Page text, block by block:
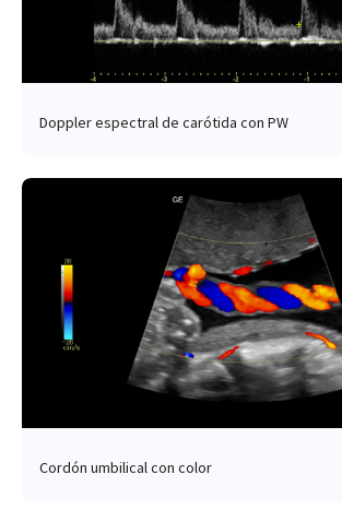
Doppler espectral de carótida con PW
Cordón umbilical con color